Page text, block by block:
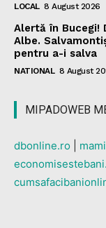
LOCAL 8 August 2026
Alertă în
Albe.
pentru a-i salva
NATIONAL 8 August
MIPADOWEB
dbonline.ro